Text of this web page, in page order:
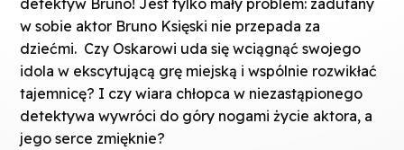
detektyw Bruno! Jest tylko mały problem: zadufany
w sobie aktor Bruno Księski nie przepada za
dziećmi. Czy Oskarowi uda się wciągnąć swojego
idola w ekscytującą grę miejską i wspólnie rozwikłać
tajemnicę? I czy wiara chłopca w niezastąpionego
detektywa wywróci do góry nogami życie aktora, a
jego serce zmięknie?